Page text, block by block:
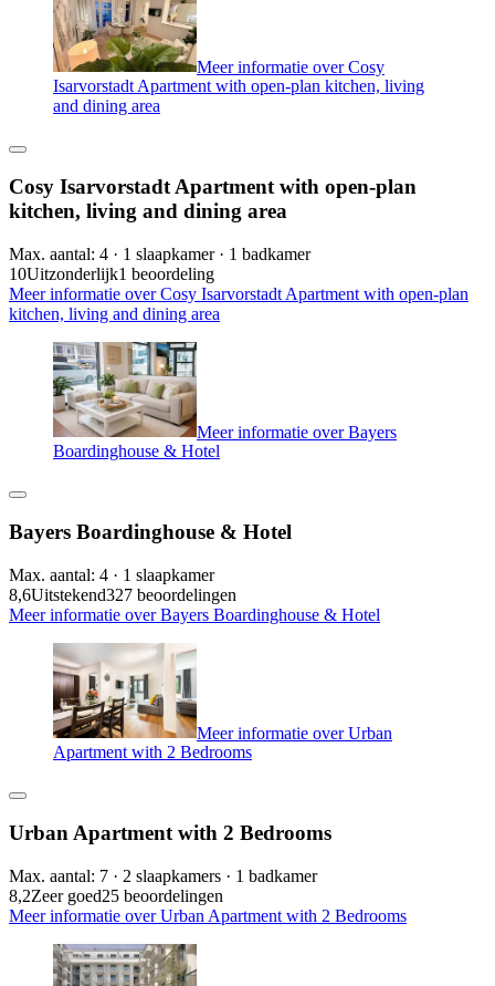
Meer informatie over Cosy
Isarvorstadt Apartment with open-plan kitchen, living
and dining area
Cosy Isarvorstadt Apartment with open-plan
kitchen, living and dining area
Max. aantal: 4 · 1 slaapkamer · 1 badkamer
10Uitzonderlijk1 beoordeling
Meer informatie over Cosy Isarvorstadt Apartment with open-plan
kitchen, living and dining area
Meer informatie over Bayers
Boardinghouse & Hotel
Bayers Boardinghouse & Hotel
Max. aantal: 4 · 1 slaapkamer
8,6Uitstekend327 beoordelingen
Meer informatie over Bayers Boardinghouse & Hotel
Meer informatie over Urban
Apartment with 2 Bedrooms
Urban Apartment with 2 Bedrooms
Max. aantal: 7 · 2 slaapkamers · 1 badkamer
8,2Zeer goed25 beoordelingen
Meer informatie over Urban Apartment with 2 Bedrooms